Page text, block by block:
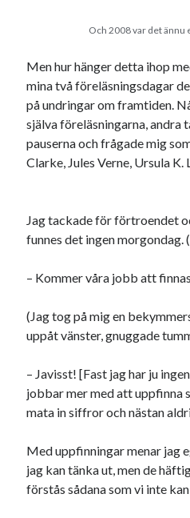
Och 2008 var det ännu
Men hur hänger detta ihop
mina två föreläsningsdagar
på undringar om framtiden.
själva föreläsningarna, andra
pauserna och frågade mig
Clarke, Jules Verne, Ursula K.
Jag tackade för förtroendet
funnes det ingen morgondag.
– Kommer våra jobb att
(Jag tog på mig en
uppåt vänster, gnuggade
– Javisst! [Fast jag har ju
jobbar mer med att uppfinna
mata in siffror och nästan
Med uppfinningar menar jag
jag kan tänka ut, men de
förstås sådana som vi inte